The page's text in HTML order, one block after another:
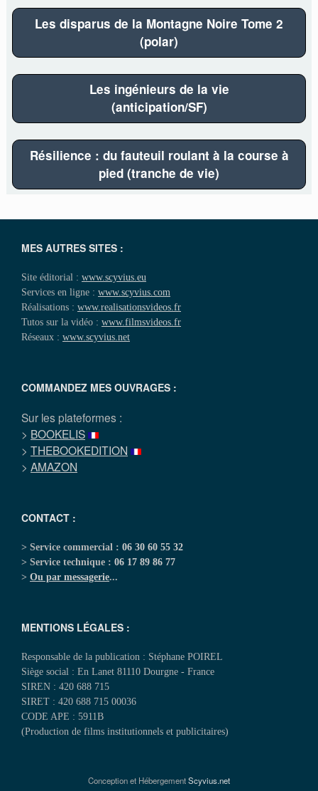
Les disparus de la Montagne Noire Tome 2
(polar)
Les ingénieurs de la vie
(anticipation/SF)
Résilience : du fauteuil roulant à la course à
pied (tranche de vie)
MES AUTRES SITES :
Site éditorial : www.scyvius.eu
Services en ligne : www.scyvius.com
Réalisations : www.realisationsvideos.fr
Tutos sur la vidéo : www.filmsvideos.fr
Réseaux : www.scyvius.net
COMMANDEZ MES OUVRAGES :
Sur les plateformes :
> BOOKELIS
> THEBOOKEDITION
> AMAZON
CONTACT :
> Service commercial : 06 30 60 55 32
> Service technique : 06 17 89 86 77
> Ou par messagerie...
MENTIONS LÉGALES :
Responsable de la publication : Stéphane POIREL
Siège social : En Lanet 81110 Dourgne - France
SIREN : 420 688 715
SIRET : 420 688 715 00036
CODE APE : 5911B
(Production de films institutionnels et publicitaires)
Conception et HébergementScyvius.net